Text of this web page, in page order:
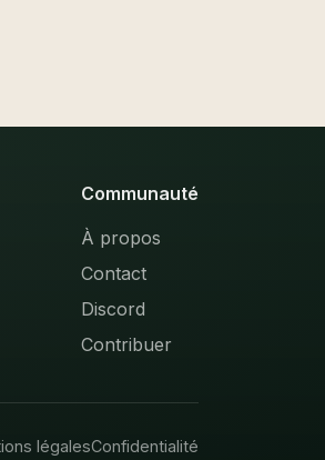
Communauté
À propos
Contact
Discord
Contribuer
légalesConfidentialité